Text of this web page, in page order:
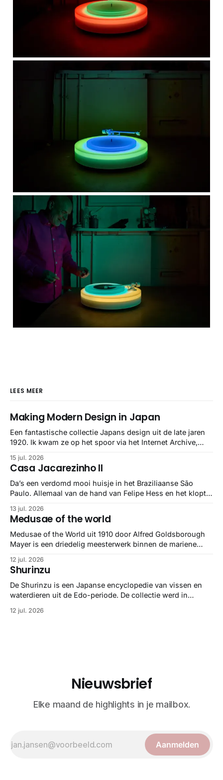
LEES MEER
Making Modern Design in Japan
Een fantastische collectie Japans design uit de late jaren
1920. Ik kwam ze op het spoor via het Internet Archive,
gebundeld in een: boek ✨ Daarin hebben ze alle scans een
stuk netter getrokken, maar op deze manier vind ik ze er
minstens
15 jul. 2026
Casa Jacarezinho II
Da’s een verdomd mooi huisje in het Braziliaanse São
Paulo. Allemaal van de hand van Felipe Hess en het klopt
13 jul. 2026
Medusae of the world
Medusae of the World uit 1910 door Alfred Goldsborough
Mayer is een driedelig meesterwerk binnen de mariene
gedetailleerd overzicht van kwallensoorten en hun
taxonomie. Het boek staat bekend om de combinatie van
strikte wetenschap met prachtige, handgetekende
illustraties en kleurendrukplaten van Mayer zelf.
12 jul. 2026
Shurinzu
De Shurinzu is een Japanse encyclopedie van vissen en
waterdieren uit de Edo-periode. De collectie werd in
bekend om verfijnde technieken en bijna driedimensionale
12 jul. 2026
Nieuwsbrief
Elke maand de highlights in je mailbox.
Aanmelden